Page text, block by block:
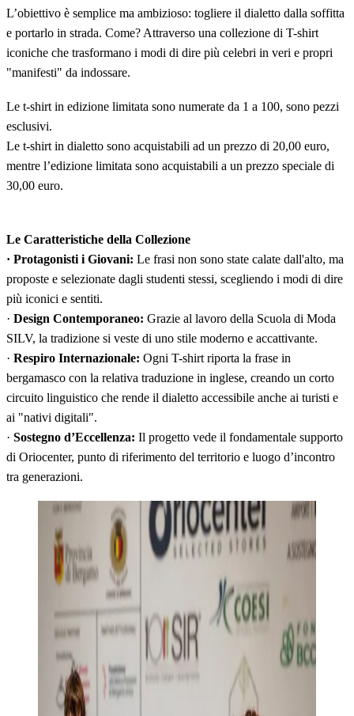
L’obiettivo è semplice ma ambizioso: togliere il dialetto dalla soffitta
e portarlo in strada. Come? Attraverso una collezione di T-shirt
iconiche che trasformano i modi di dire più celebri in veri e propri
"manifesti" da indossare.
Le t-shirt in edizione limitata sono numerate da 1 a 100, sono pezzi
esclusivi.
Le t-shirt in dialetto sono acquistabili ad un prezzo di 20,00 euro,
mentre l’edizione limitata sono acquistabili a un prezzo speciale di
30,00 euro.
Le Caratteristiche della Collezione
· Protagonisti i Giovani: Le frasi non sono state calate dall'alto, ma
proposte e selezionate dagli studenti stessi, scegliendo i modi di dire
più iconici e sentiti.
· Design Contemporaneo: Grazie al lavoro della Scuola di Moda
SILV, la tradizione si veste di uno stile moderno e accattivante.
· Respiro Internazionale: Ogni T-shirt riporta la frase in
bergamasco con la relativa traduzione in inglese, creando un corto
circuito linguistico che rende il dialetto accessibile anche ai turisti e
ai "nativi digitali".
· Sostegno d’Eccellenza: Il progetto vede il fondamentale supporto
di Oriocenter, punto di riferimento del territorio e luogo d’incontro
tra generazioni.